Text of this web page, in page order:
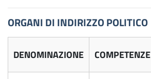
ORGANI DI INDIRIZZO POLITICO
DENOMINAZIONE COMPETENZE